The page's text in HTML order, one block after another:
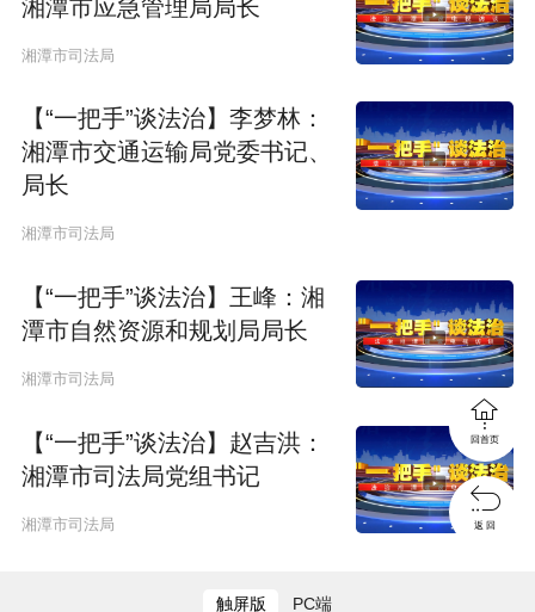
湘潭市应急管理局局长
湘潭市司法局
【“一把手”谈法治】李梦林：
湘潭市交通运输局党委书记、
局长
湘潭市司法局
【“一把手”谈法治】王峰：湘
潭市自然资源和规划局局长
湘潭市司法局
【“一把手”谈法治】赵吉洪：
湘潭市司法局党组书记
湘潭市司法局
触屏版 PC端

回首页

返 回